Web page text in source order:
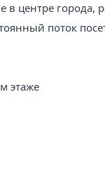
в центре города,
поток
этаже